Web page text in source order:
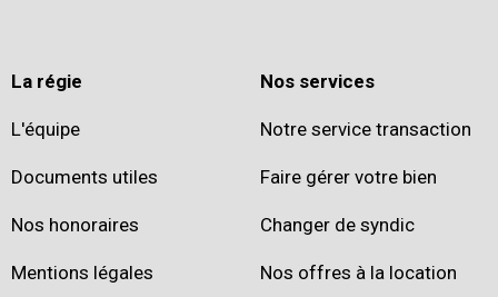
La régie
L'équipe
Documents utiles
Nos honoraires
Mentions légales
Nos services
Notre service transaction
Faire gérer votre bien
Changer de syndic
Nos offres à la location